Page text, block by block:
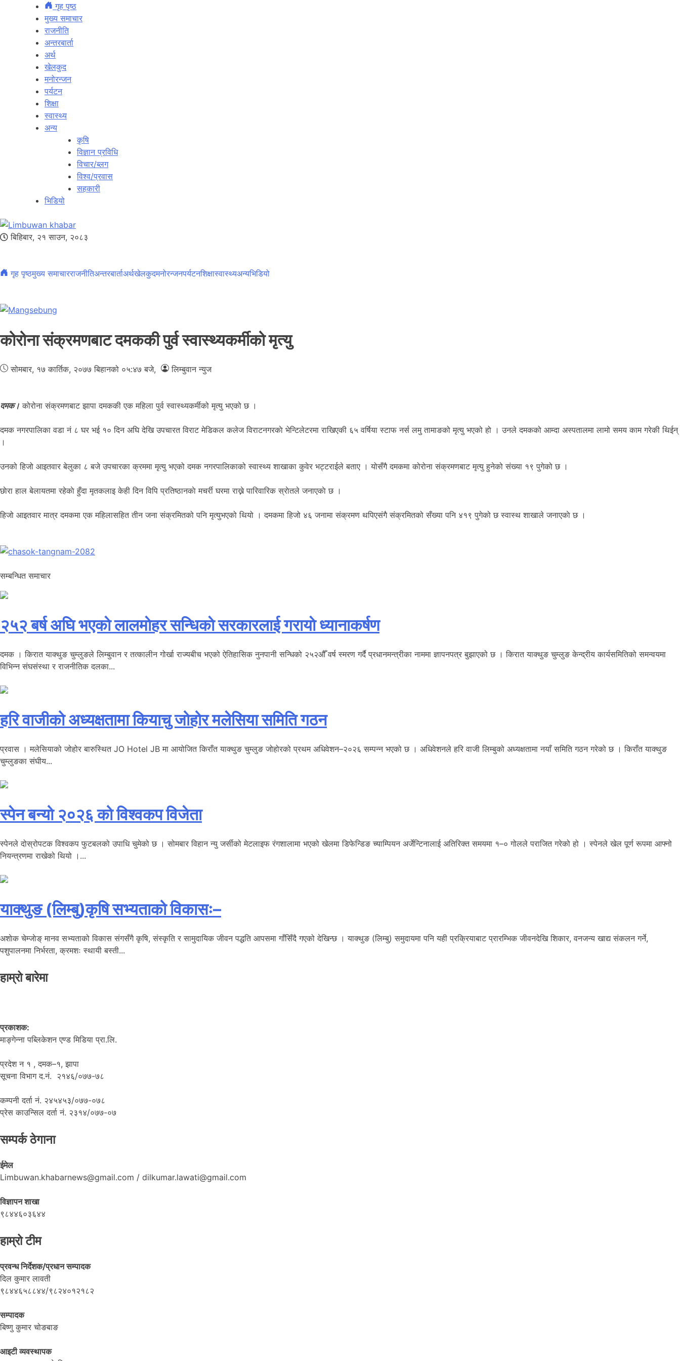
गृह पृष्ठ
मुख्य समाचार
राजनीति
अन्तरबार्ता
अर्थ
खेलकुद
मनोरन्जन
पर्यटन
शिक्षा
स्वास्थ्य
अन्य
कृषि
विज्ञान प्रविधि
विचार/ब्लग
विश्व/प्रवास
सहकारी
भिडियो
बिहिबार, २१ साउन, २०८३
गृह पृष्ठमुख्य समाचारराजनीतिअन्तरबार्ताअर्थखेलकुदमनोरन्जनपर्यटनशिक्षास्वास्थ्यअन्यभिडियो
कोरोना संक्रमणबाट दमककी पुर्व स्वास्थ्यकर्मीको मृत्यु
सोमबार, १७ कार्तिक, २०७७बिहानको ०५:४७ बजे, लिम्बुवान न्युज
दमक। कोरोना संक्रमणबाट झापा दमककी एक महिला पुर्व स्वास्थ्यकर्मीको मृत्यु भएको छ ।
दमक नगरपालिका वडा नं ८ घर भई १० दिन अघि देखि उपचारत विराट मेडिकल कलेज विराटनगरकाे भेन्टिलेटरमा राखिएकी ६५ वर्षिया स्टाफ नर्स लमु तामाङको मृत्यु भएको हो । उनले दमकको आम्दा अस्पतालमा लामो समय काम गरेकी थिईन्
।
उनको हिजो आइतवार बेलुका ८ बजे उपचारका क्रममा मृत्यु भएको दमक नगरपालिकाको स्वास्थ्य शाखाका कुवेर भट्टराईले बताए । योसँगै दमकमा कोरोना संक्रमणबाट मृत्यु हुनेको संख्या १९ पुगेको छ ।
छाेरा हाल बेलायतमा रहेकाे हुँदा मृतकलाइ केही दिन विपि प्रतिष्ठानकाे मचर्री घरमा राख्ने पारिवारिक स्राेतले जनाएकाे छ ।
हिजो आइतवार मात्र दमकमा एक महिलासहित तीन जना संक्रमितको पनि मृत्युभएको थियो । दमकमा हिजो ४६ जनामा संक्रमण थपिएसंगै संक्रमितको सँख्या पनि ४१९ पुगेको छ स्वास्थ शाखाले जनाएकाे छ ।
सम्बन्धित समाचार
२५२ बर्ष अघि भएकाे लालमाेहर सन्धिकाे सरकारलाई गरायाे ध्यानाकर्षण
दमक । किरात याक्थुङ चुम्लुङले लिम्बुवान र तत्कालीन गोर्खा राज्यबीच भएको ऐतिहासिक नुनपानी सन्धिको २५२औँ वर्ष स्मरण गर्दै प्रधानमन्त्रीका नाममा ज्ञापनपत्र बुझाएको छ । किरात याक्थुङ चुम्लुङ केन्द्रीय कार्यसमितिको समन्वयमा
विभिन्न संघसंस्था र राजनीतिक दलका...
हरि वाजीको अध्यक्षतामा कियाचु जोहोर मलेसिया समिति गठन
प्रवास । मलेसियाको जोहोर बारुस्थित JO Hotel JB मा आयोजित किराँत याक्थुङ चुम्लुङ जोहोरको प्रथम अधिवेशन–२०२६ सम्पन्न भएको छ । अधिवेशनले हरि वाजी लिम्बुको अध्यक्षतामा नयाँ समिति गठन गरेको छ । किराँत याक्थुङ
चुम्लुङका संघीय...
स्पेन बन्यो २०२६ को विश्वकप विजेता
स्पेनले दोस्रोपटक विश्वकप फुटबलको उपाधि चुमेको छ । सोमबार विहान न्यु जर्सीको मेटलाइफ रंगशालामा भएको खेलमा डिफेन्डिङ च्याम्पियन अर्जेन्टिनालाई अतिरिक्त समयमा १–० गोलले पराजित गरेको हो । स्पेनले खेल पूर्ण रूपमा आफ्नो
नियन्त्रणमा राखेको थियो ।...
याक्थुङ (लिम्बु)कृषि सभ्यताको विकासः–
अशाेक चेम्जाेङ् मानव सभ्यताको विकास संगसँगै कृषि, संस्कृति र सामुदायिक जीवन पद्धति आपसमा गाँसिँदै गएको देखिन्छ । याक्थुङ (लिम्बु) समुदायमा पनि यही प्रक्रियाबाट प्रारम्भिक जीवनदेखि शिकार, वनजन्य खाद्य संकलन गर्ने,
पशुपालनमा निर्भरता, क्रमशः स्थायी बस्ती...
हाम्रो बारेमा
प्रकाशक:
माङ्गेन्ना पब्लिकेशन एण्ड मिडिया प्रा.लि.
प्रदेश न १ , दमक–१, झापा
सूचना विभाग द.नं. २१४६/०७७-७८
कम्पनी दर्ता नं. २४५४५३/०७७-०७८
प्रेस काउन्सिल दर्ता नं. २३१४/०७७-०७
सम्पर्क ठेगाना
ईमेल
Limbuwan.khabarnews@gmail.com / dilkumar.lawati@gmail.com
विज्ञापन शाखा
९८४४६०३६४४
हाम्रो टीम
प्रवन्ध निर्देशक/प्रधान सम्पादक
दिल कुमार लावती
९८४४६५८८४४/९८२४०१२१८२
सम्पादक
बिष्णु कुमार चोङबाङ
आइटी व्यवस्थापक